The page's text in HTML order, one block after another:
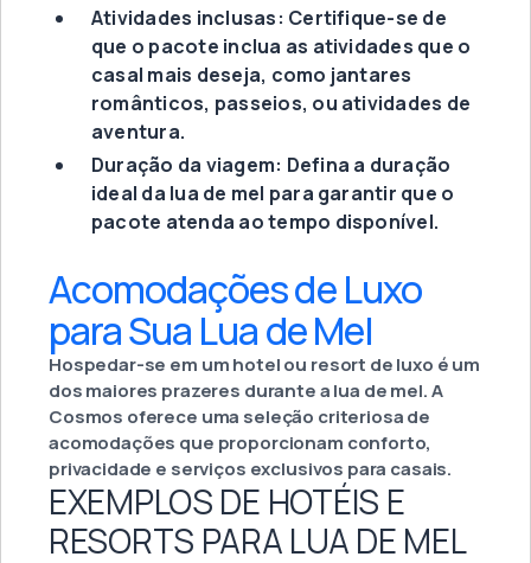
Atividades inclusas: Certifique-se de
que o pacote inclua as atividades que o
casal mais deseja, como jantares
românticos, passeios, ou atividades de
aventura.
Duração da viagem: Defina a duração
ideal da lua de mel para garantir que o
pacote atenda ao tempo disponível.
Acomodações de Luxo
para Sua Lua de Mel
Hospedar-se em um hotel ou resort de luxo é um
dos maiores prazeres durante a lua de mel. A
Cosmos oferece uma seleção criteriosa de
acomodações que proporcionam conforto,
privacidade e serviços exclusivos para casais.
EXEMPLOS DE HOTÉIS E
RESORTS PARA LUA DE MEL